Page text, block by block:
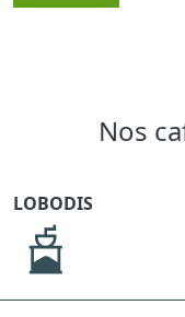
Nos
LOBODIS